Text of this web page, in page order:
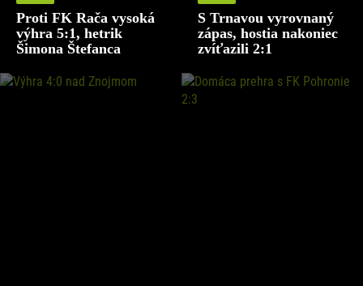
Proti FK Rača vysoká
výhra 5:1, hetrik
Šimona Štefanca
S Trnavou vyrovnaný
zápas, hostia nakoniec
zvíťazili 2:1